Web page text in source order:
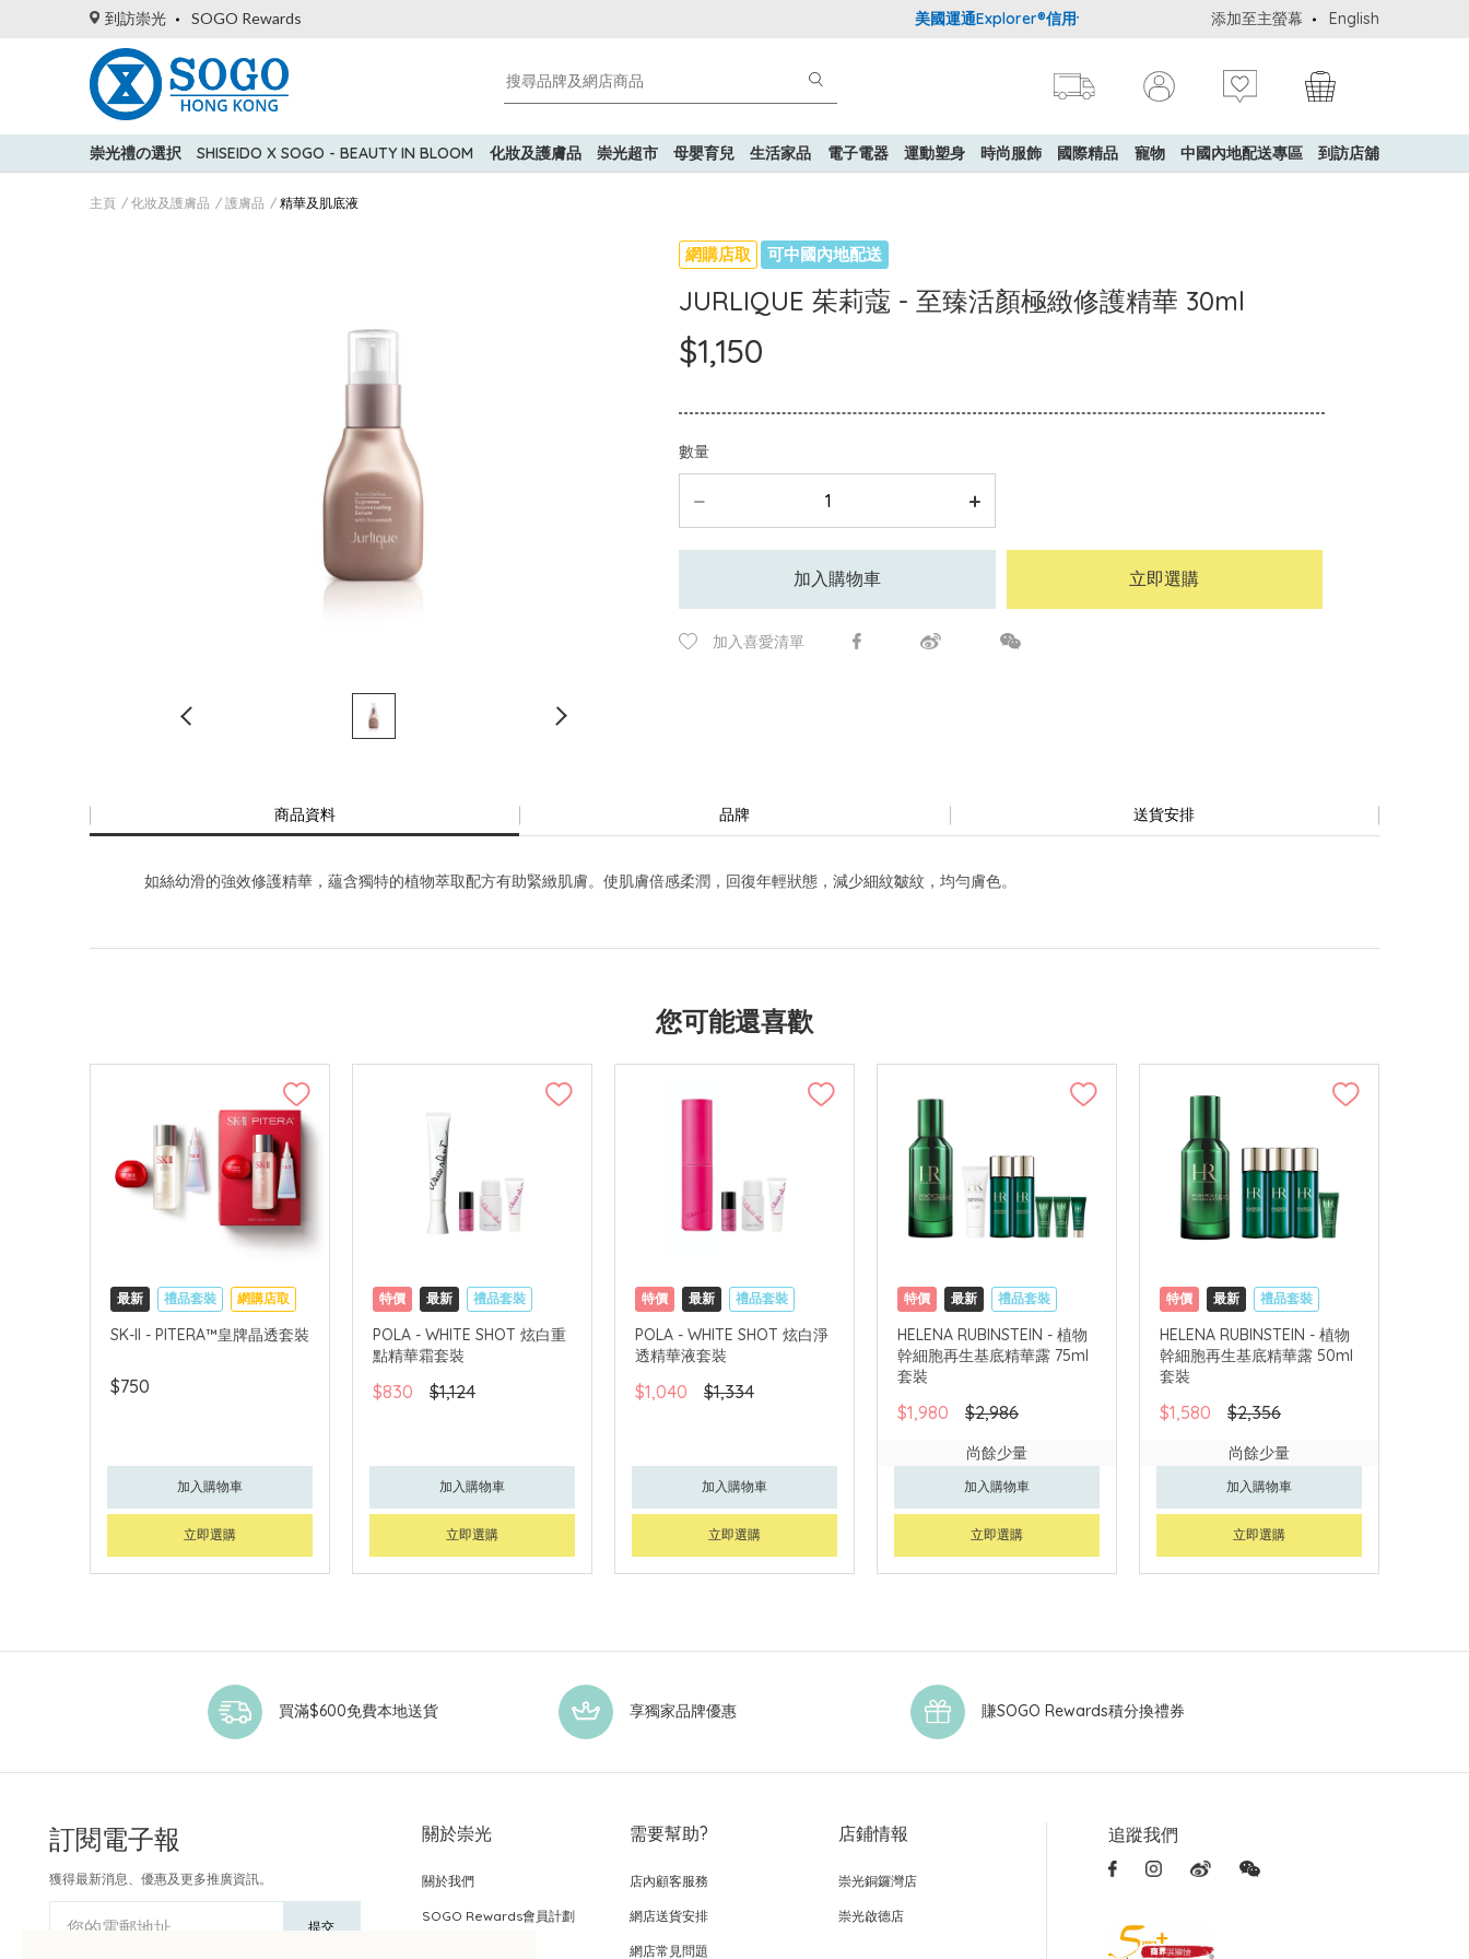
到訪崇光 SOGO Rewards 美國運通Explorer®信用卡會員購物禮遇：高達5%簽賬回贈！ 購買一般貨品(冷凍
添加至主螢幕 English
崇光禮の選択 SHISEIDO X SOGO - BEAUTY IN BLOOM 化妝及護膚品 崇光超市 母嬰育兒 生活家品 電子電器 運動塑身 時尚服飾 國際精品 寵物 中國內地配送專區 到訪店舖
主頁 化妝及護膚品 護膚品 精華及肌底液
網購店取 可中國內地配送
JURLIQUE 茱莉蔻 - 至臻活顏極緻修護精華 30ml
$1,150
數量
加入購物車 立即選購
加入喜愛清單
商品資料 品牌 送貨安排
如絲幼滑的強效修護精華，蘊含獨特的植物萃取配方有助緊緻肌膚。使肌膚倍感柔潤，回復年輕狀態，減少細紋皺紋，均勻膚色。
您可能還喜歡
最新 禮品套裝
網購店取
可中國內地配送
SK-II - PITERA™皇牌晶透套裝
$750
加入購物車
立即選購
特價 最新
禮品套裝
網購店取
可中國內地配送
POLA - WHITE SHOT 炫白重
點精華霜套裝
$830 $1,124
加入購物車
立即選購
特價 最新
禮品套裝
網購店取
可中國內地配送
POLA - WHITE SHOT 炫白淨
透精華液套裝
$1,040 $1,334
加入購物車
立即選購
特價 最新
禮品套裝
網購店取
HELENA RUBINSTEIN - 植物
幹細胞再生基底精華露 75ml
套裝
$1,980 $2,986
尚餘少量
加入購物車
立即選購
特價 最新
禮品套裝
網購店取
HELENA RUBINSTEIN - 植物
幹細胞再生基底精華露 50ml
套裝
$1,580 $2,356
尚餘少量
加入購物車
立即選購
買滿$600免費本地送貨 享獨家品牌優惠 賺SOGO Rewards積分換禮券
訂閱電子報
獲得最新消息、優惠及更多推廣資訊。
您的電郵地址 提交
關於崇光
關於我們
SOGO Rewards會員計劃
需要幫助?
店內顧客服務
網店送貨安排
網店常見問題
店鋪情報
崇光銅鑼灣店
崇光啟德店
追蹤我們